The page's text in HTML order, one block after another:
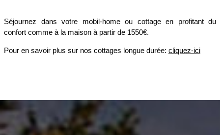
Séjournez dans votre mobil-home ou cottage en profitant du
confort comme à la maison à partir de 1550€.
Pour en savoir plus sur nos cottages longue durée: cliquez-ici